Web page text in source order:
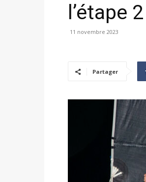
l’étape
11 novembre 2023
Partager